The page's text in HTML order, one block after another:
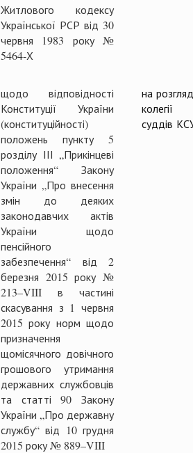
Житлового кодексу
Української РСР від 30
червня 1983 року №
5464-Х
щодо відповідності
Конституції України
(конституційності)
положень пункту 5
розділу ІІІ „Прикінцеві
положення“ Закону
України „Про внесення
змін до деяких
законодавчих актів
України щодо
пенсійного
забезпечення“ від 2
березня 2015 року №
213–VIII в частині
скасування з 1 червня
2015 року норм щодо
призначення
щомісячного довічного
грошового утримання
державних службовців
та статті 90 Закону
України „Про державну
службу“ від 10 грудня
2015 року № 889–VIII
на
колегії
суддів